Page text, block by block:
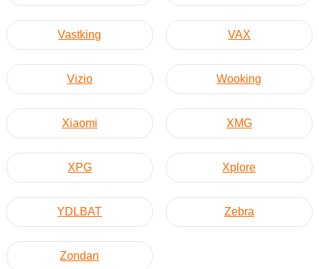
Vastking VAX
Vizio Wooking
Xiaomi XMG
XPG Xplore
YDLBAT Zebra
Zondan